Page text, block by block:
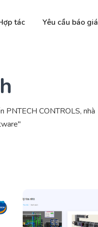
tác Yêu cầu báo giá
PNTECH CONTROLS, nhà